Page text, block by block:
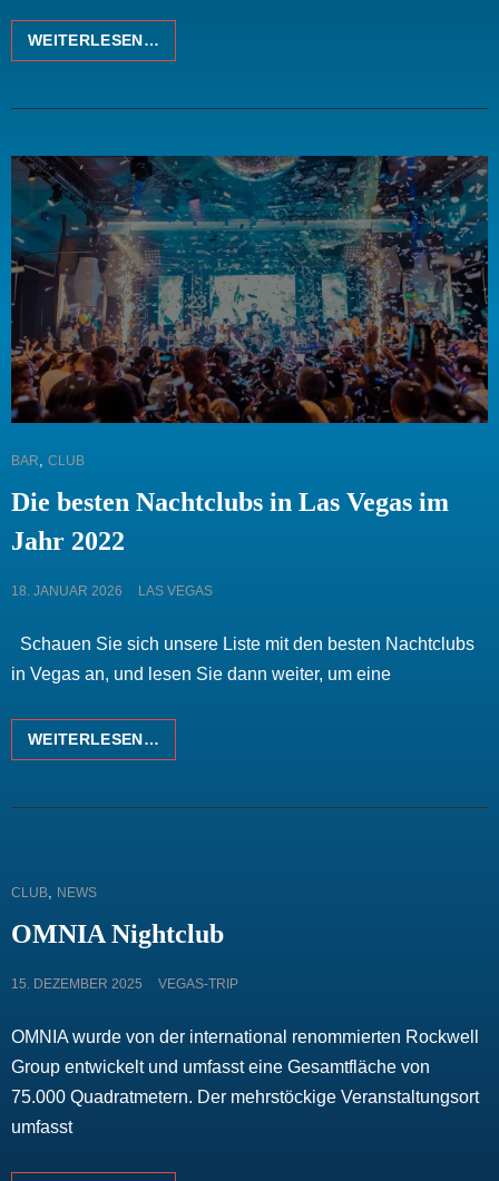
WEITERLESEN…
BESTEN
BOWL
IN
LAS
VEGAS
2024
(LVIII)
CAT
LINKS
BAR, CLUB
Die besten Nachtclubs in Las Vegas im
Jahr 2022
POSTED
18. JANUAR 2026 LAS VEGAS
Schauen Sie sich unsere Liste mit den besten Nachtclubs
in Vegas an, und lesen Sie dann weiter, um eine
WEITERLESEN…
BESTEN
IN
2022
CAT
CLUB NEWS
OMNIA Nightclub
POSTED
15. DEZEMBER 2025 VEGAS-TRIP
OMNIA wurde von der international renommierten Rockwell
Group entwickelt und umfasst eine Gesamtfläche von
75.000 Quadratmetern. Der mehrstöckige Veranstaltungsort
umfasst